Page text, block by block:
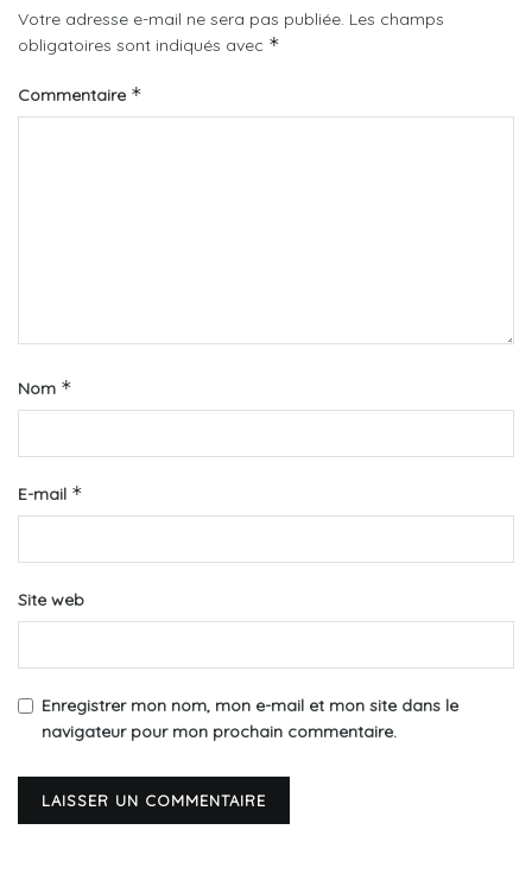
Votre adresse e-mail ne sera pas publiée. Les champs
obligatoires sont indiqués avec *
Commentaire *
Nom *
E-mail *
Site web
Enregistrer mon nom, mon e-mail et mon site dans le
navigateur pour mon prochain commentaire.